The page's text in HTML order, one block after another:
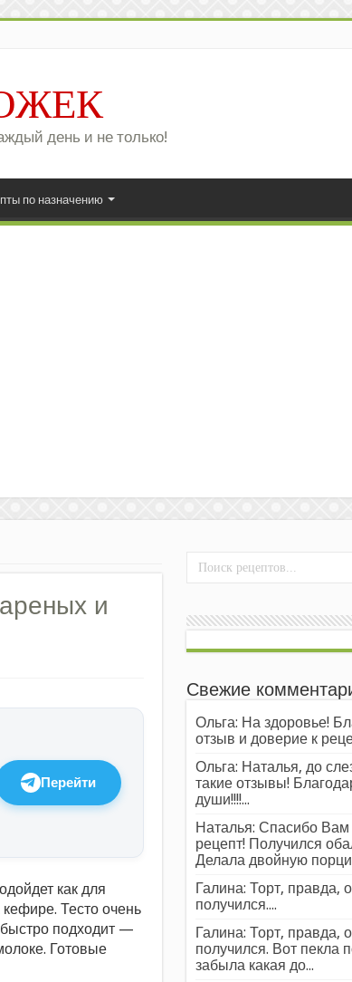
день и не только!
по назначению
и
Перейти
как для
Тесто очень
быстро подходит —
Готовые
Свежие
Ольга: На здоровье!
отзыв и доверие к
Ольга: Наталья, до
такие отзывы!
души!!!!...
Наталья: Спасибо Вам
рецепт! Получился
Делала двойную
Галина: Торт, правда,
получился....
Галина: Торт, правда,
получился. Вот пекла
забыла какая до...